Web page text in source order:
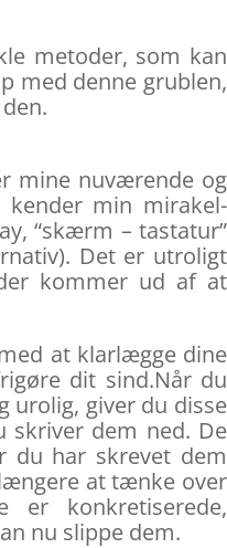
metoder, som kan
med denne grublen,
mine nuværende og
min mirakel-
“skærm – tastatur”
Det er utroligt
kommer ud af at
at klarlægge dine
dit sind.Når du
urolig, giver du disse
skriver dem ned. De
du har skrevet dem
at tænke over
er konkretiserede,
nu slippe dem.